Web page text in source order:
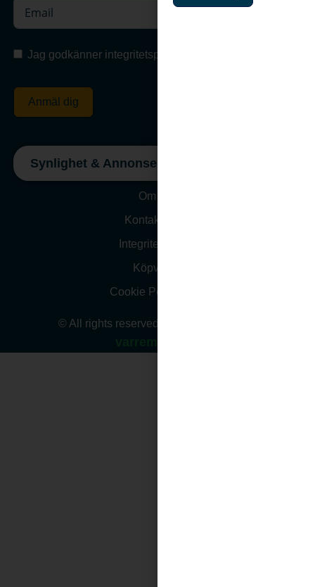
Jag godkänner integritetspolicyn
Anmäl dig
Synlighet & Annonsering
Om oss
Kontakta Oss
Integritetspolicy
Köpvillkor
Cookie Policy (EU)
© All rights reserved. Website design by